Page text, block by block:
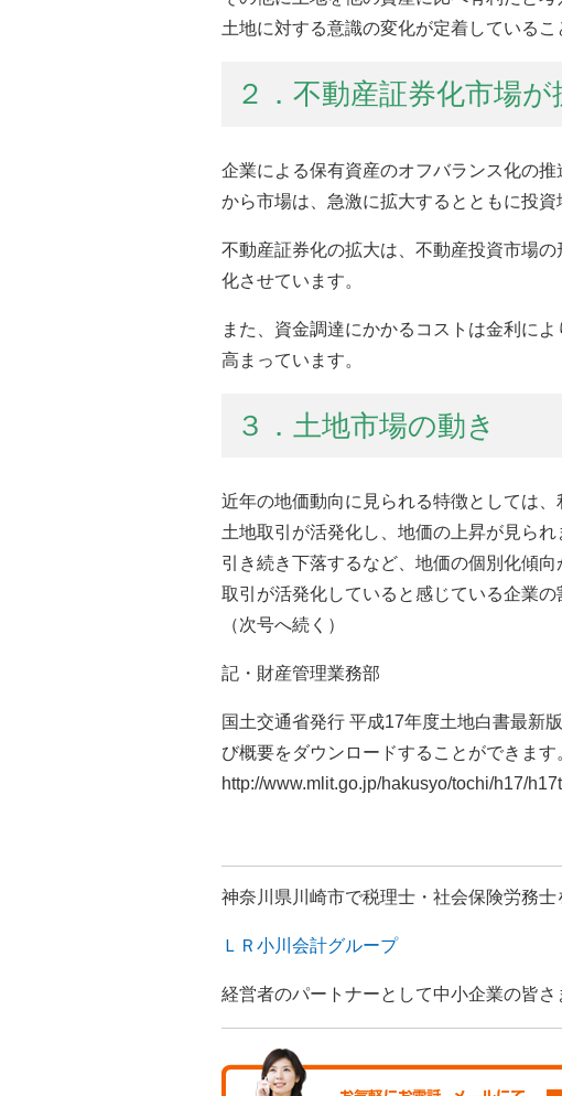
土地に対する意識の変化が定着しているこ
２．不動産証券化市場が
企業による保有資産のオフバランス化の
から市場は、急激に拡大するとともに投
不動産証券化の拡大は、不動産投資市場
化させています。
また、資金調達にかかるコストは金利に
高まっています。
３．土地市場の動き
近年の地価動向に見られる特徴としては
土地取引が活発化し、地価の上昇が見ら
引き続き下落するなど、地価の個別化傾
取引が活発化していると感じている企業の
（次号へ続く）
記・財産管理業務部
国土交通省発行 平成17年度土地白書最新
び概要をダウンロードすることができます
http://www.mlit.go.jp/hakusyo/tochi/h17/
神奈川県川崎市で税理士・社会保険労務士
ＬＲ小川会計グループ
経営者のパートナーとして中小企業の皆